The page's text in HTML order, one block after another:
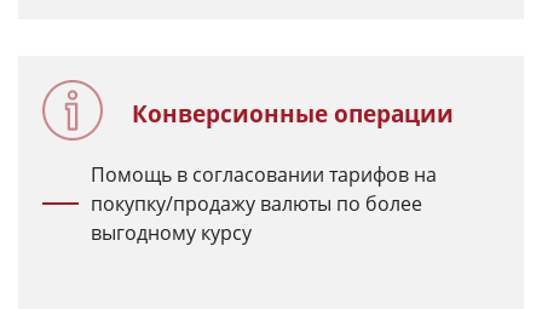
Конверсионные операции
Помощь в согласовании тарифов на
покупку/продажу валюты по более
выгодному курсу